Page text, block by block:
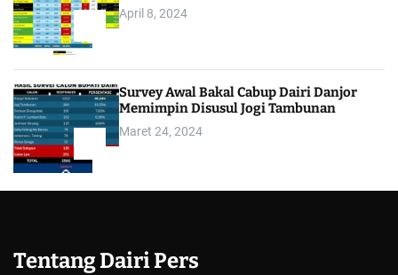
April 8, 2024
Survey Awal Bakal Cabup Dairi Danjor
Memimpin Disusul Jogi Tambunan
Maret 24, 2024
Tentang Dairi Pers